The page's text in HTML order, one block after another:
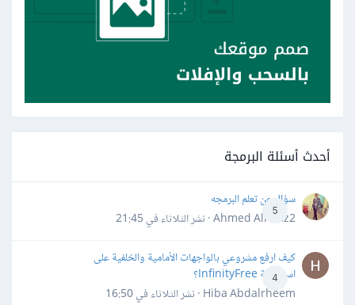
أحدث أسئلة البرمجة
5
سؤال عن تعلم البرمجه
Ahmed Alhafiz2 · نشر
الثلاثاء في 21:45
4
كيف ارفع مشروعي بالواجهات الأمامية والخلفية على
استضافة InfinityFree؟
Hiba Abdalrheem · نشر
الثلاثاء في 16:50